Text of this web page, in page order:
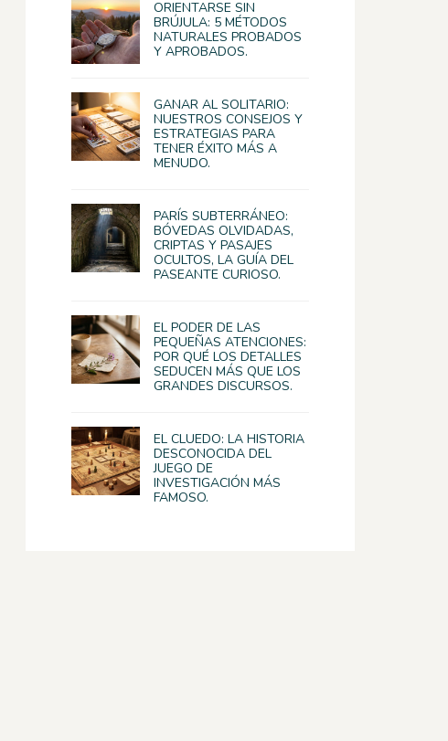
ORIENTARSE SIN
BRÚJULA: 5 MÉTODOS
NATURALES PROBADOS
Y APROBADOS.
GANAR AL SOLITARIO:
NUESTROS CONSEJOS Y
ESTRATEGIAS PARA
TENER ÉXITO MÁS A
MENUDO.
PARÍS SUBTERRÁNEO:
BÓVEDAS OLVIDADAS,
CRIPTAS Y PASAJES
OCULTOS, LA GUÍA DEL
PASEANTE CURIOSO.
EL PODER DE LAS
PEQUEÑAS ATENCIONES:
POR QUÉ LOS DETALLES
SEDUCEN MÁS QUE LOS
GRANDES DISCURSOS.
EL CLUEDO: LA HISTORIA
DESCONOCIDA DEL
JUEGO DE
INVESTIGACIÓN MÁS
FAMOSO.